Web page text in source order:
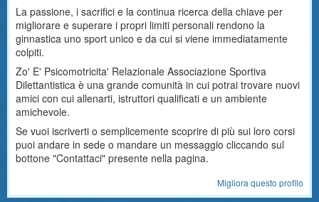
La passione, i sacrifici e la continua ricerca della chiave per
migliorare e superare i propri limiti personali rendono la
ginnastica uno sport unico e da cui si viene immediatamente
colpiti.
Zo' E' Psicomotricita' Relazionale Associazione Sportiva
Dilettantistica è una grande comunità in cui potrai trovare nuovi
amici con cui allenarti, istruttori qualificati e un ambiente
amichevole.
Se vuoi iscriverti o semplicemente scoprire di più sui loro corsi
puoi andare in sede o mandare un messaggio cliccando sul
bottone "Contattaci" presente nella pagina.
Migliora questo profilo